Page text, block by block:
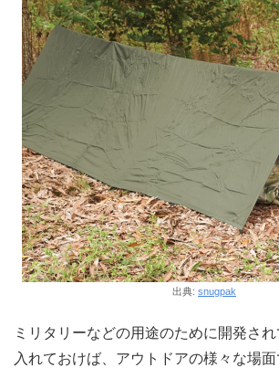
出典: snugpak
ミリタリーなどの用途のために開発さ
入れておけば、アウトドアの様々な場